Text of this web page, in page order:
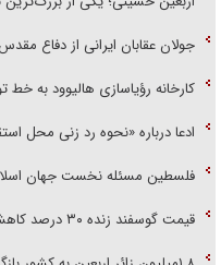
جولان عقابان ایرانی از دفاع
کارخانه رؤیاسازی هالیوود به خط
ادعا درباره «نحوه رد زنی محل
فلسطین مسئله نخست جهان
قیمت گوسفند زنده ۳۰ درصد کاهش یافت؛ گوشت ارزان نشد